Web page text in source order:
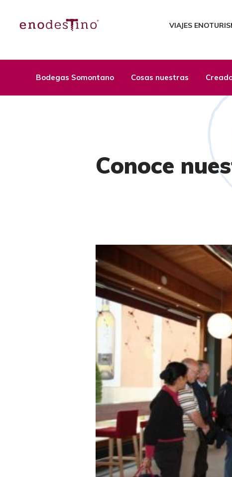
VIAJES
Bodegas Somontano Cosas nuestras
Conoce